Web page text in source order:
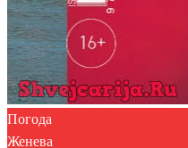
Погода
Женева